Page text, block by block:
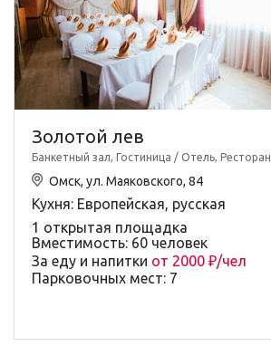
Золотой лев
Банкетный зал, Гостиница / Отель, Ресторан
Омск, ул. Маяковского, 84
Кухня: Европейская, русская
1 открытая площадка
Вместимость: 60 человек
За еду и напитки от 2000 ₽/чел
Парковочных мест: 7